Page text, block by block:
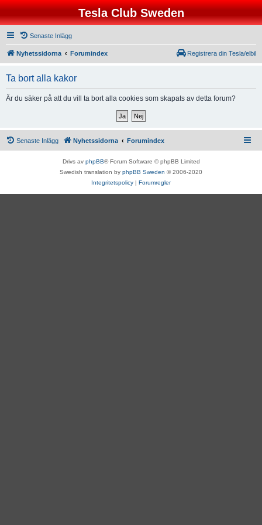
Tesla Club Sweden
Senaste Inlägg
Nyhetssidorna Forumindex Registrera din Tesla/elbil
Ta bort alla kakor
Är du säker på att du vill ta bort alla cookies som skapats av detta forum?
Senaste Inlägg Nyhetssidorna Forumindex
Drivs av phpBB® Forum Software © phpBB Limited
Swedish translation by phpBB Sweden © 2006-2020
Integritetspolicy | Forumregler